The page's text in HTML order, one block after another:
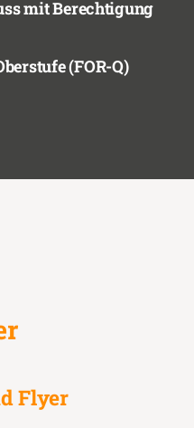
mit Berechtigung
(FOR-Q)
Flyer